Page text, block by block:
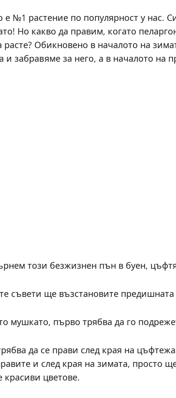
№1 растение по популярност у нас.
Но какво да правим, когато
расте? Обикновено в началото на
забравяме за него, а в началото на
този безжизнен пън в буен,
съвети ще възстановите
мушкато, първо трябва да го
да се прави след края на
и след края на зимата, просто
красиви цветове.